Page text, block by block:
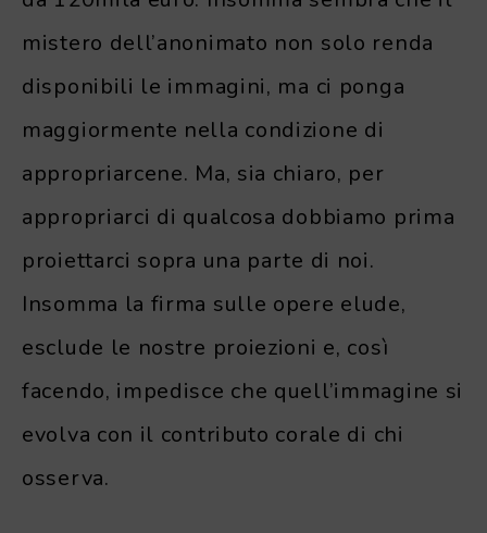
mistero dell’anonimato non solo renda
disponibili le immagini, ma ci ponga
maggiormente nella condizione di
appropriarcene. Ma, sia chiaro, per
appropriarci di qualcosa dobbiamo prima
proiettarci sopra una parte di noi.
Insomma la firma sulle opere elude,
esclude le nostre proiezioni e, così
facendo, impedisce che quell’immagine si
evolva con il contributo corale di chi
osserva.